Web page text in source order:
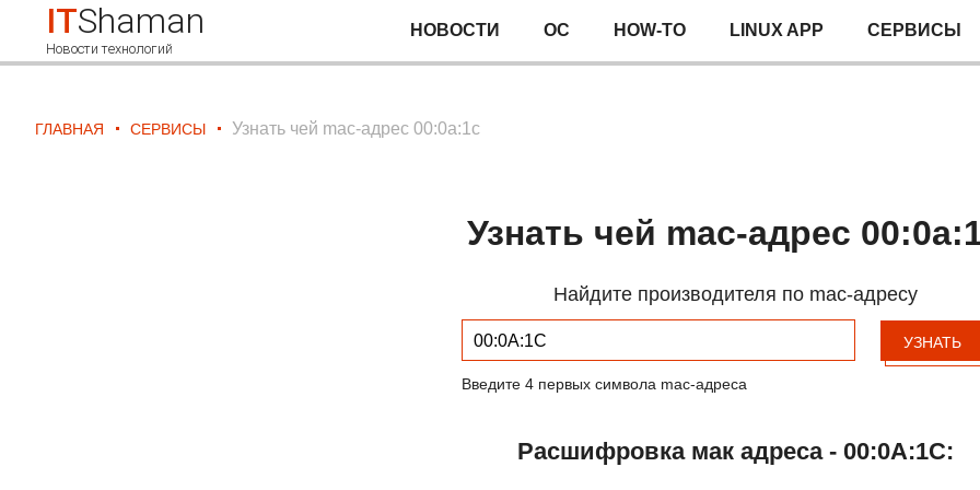
ITShaman
Новости технологий
НОВОСТИ ОС HOW-TO LINUX APP СЕРВИСЫ
ГЛАВНАЯ СЕРВИСЫ Узнать чей mac-адрес 00:0a:1c
Узнать чей mac-адрес
Найдите производителя по mac-адресу
УЗНАТЬ
Введите 4 первых символа mac-адреса
Расшифровка мак адреса - 00:0A:1C: